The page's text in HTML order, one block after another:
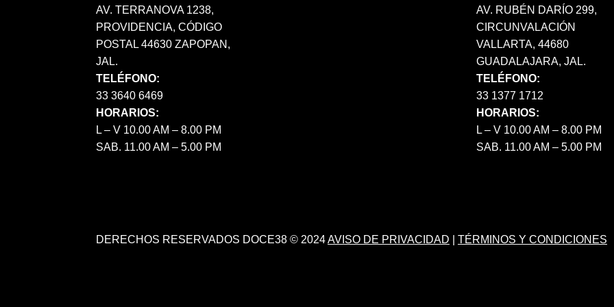
AV. TERRANOVA 1238,
PROVIDENCIA, CÓDIGO
POSTAL 44630 ZAPOPAN,
JAL.
TELÉFONO:
33 3640 6469
HORARIOS:
L – V 10.00 AM – 8.00 PM
SAB. 11.00 AM – 5.00 PM
AV. RUBÉN DARÍO 299,
CIRCUNVALACIÓN
VALLARTA, 44680
GUADALAJARA, JAL.
TELÉFONO:
33 1377 1712
HORARIOS:
L – V 10.00 AM – 8.00 PM
SAB. 11.00 AM – 5.00 PM
DERECHOS RESERVADOS DOCE38 © 2024AVISO DE PRIVACIDAD |TÉRMINOS Y CONDICIONES